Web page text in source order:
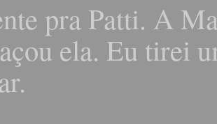
pra Patti. A
ela. Eu tirei